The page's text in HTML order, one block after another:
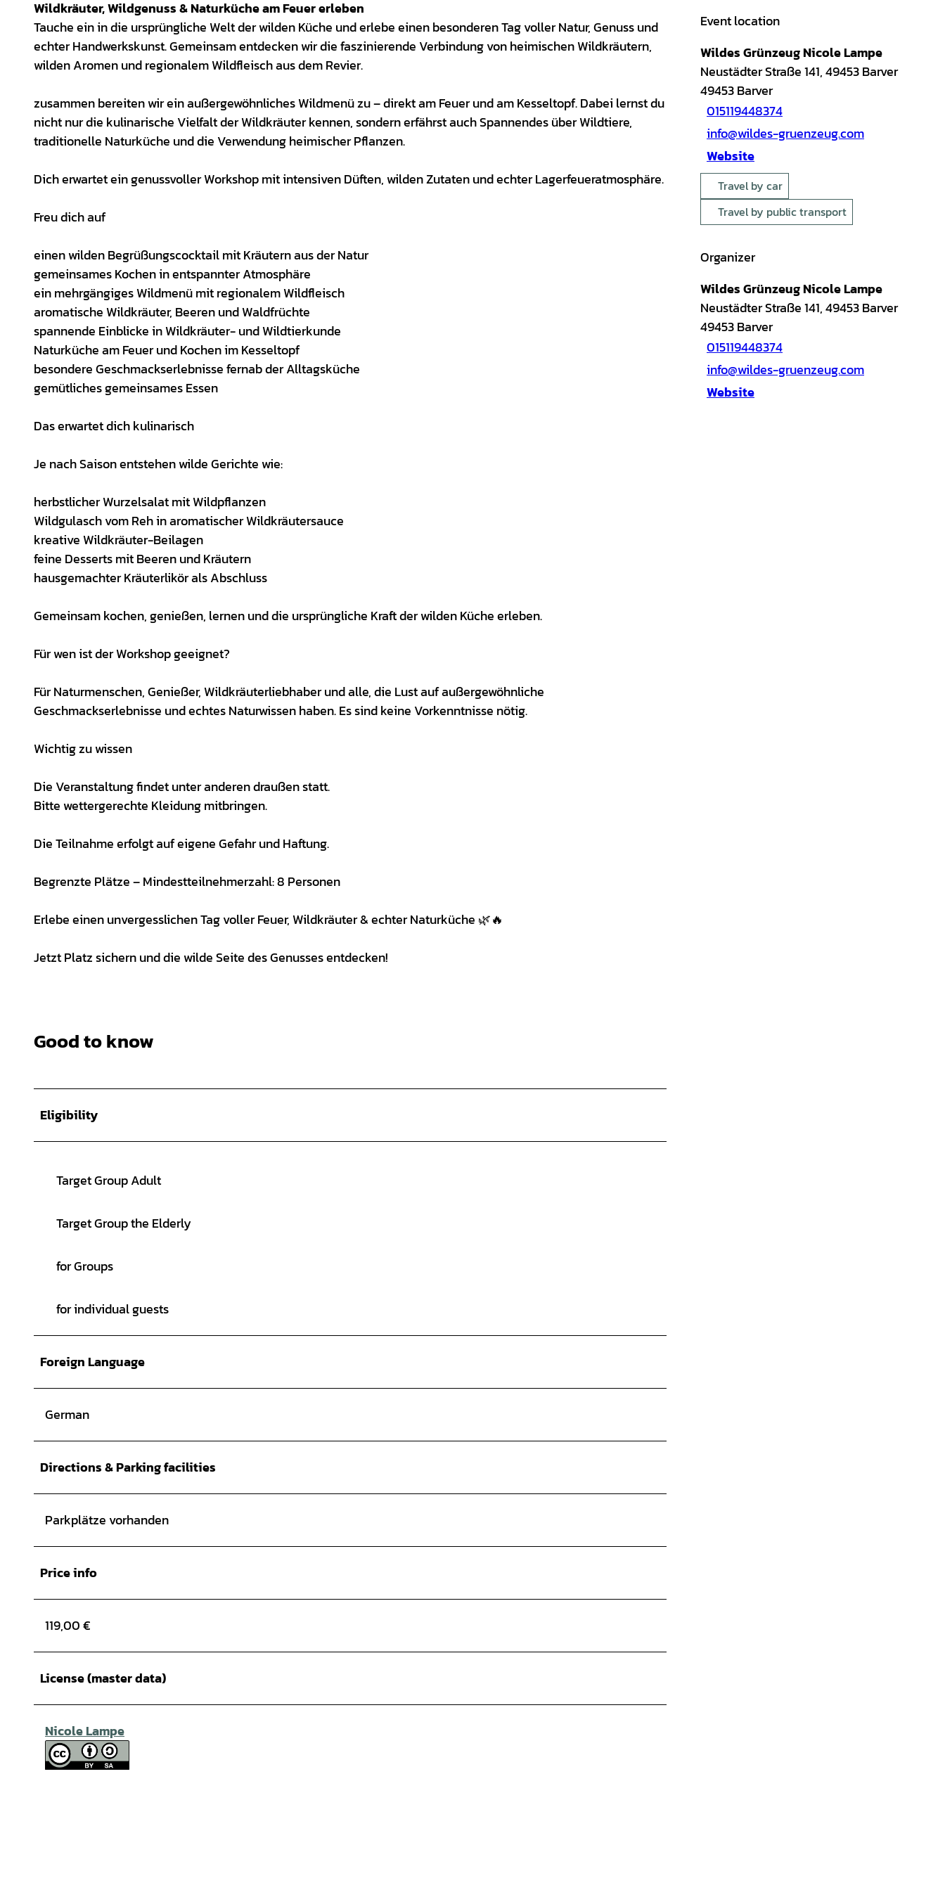
Wildkräuter, Wildgenuss & Naturküche am Feuer erleben
Tauche ein in die ursprüngliche Welt der wilden Küche und erlebe einen besonderen Tag voller Natur, Genuss und
echter Handwerkskunst. Gemeinsam entdecken wir die faszinierende Verbindung von heimischen Wildkräutern,
wilden Aromen und regionalem Wildfleisch aus dem Revier.
zusammen bereiten wir ein außergewöhnliches Wildmenü zu – direkt am Feuer und am Kesseltopf. Dabei lernst du
nicht nur die kulinarische Vielfalt der Wildkräuter kennen, sondern erfährst auch Spannendes über Wildtiere,
traditionelle Naturküche und die Verwendung heimischer Pflanzen.
Dich erwartet ein genussvoller Workshop mit intensiven Düften, wilden Zutaten und echter Lagerfeueratmosphäre.
Freu dich auf
einen wilden Begrüßungscocktail mit Kräutern aus der Natur
gemeinsames Kochen in entspannter Atmosphäre
ein mehrgängiges Wildmenü mit regionalem Wildfleisch
aromatische Wildkräuter, Beeren und Waldfrüchte
spannende Einblicke in Wildkräuter- und Wildtierkunde
Naturküche am Feuer und Kochen im Kesseltopf
besondere Geschmackserlebnisse fernab der Alltagsküche
gemütliches gemeinsames Essen
Das erwartet dich kulinarisch
Je nach Saison entstehen wilde Gerichte wie:
herbstlicher Wurzelsalat mit Wildpflanzen
Wildgulasch vom Reh in aromatischer Wildkräutersauce
kreative Wildkräuter-Beilagen
feine Desserts mit Beeren und Kräutern
hausgemachter Kräuterlikör als Abschluss
Gemeinsam kochen, genießen, lernen und die ursprüngliche Kraft der wilden Küche erleben.
Für wen ist der Workshop geeignet?
Für Naturmenschen, Genießer, Wildkräuterliebhaber und alle, die Lust auf außergewöhnliche
Geschmackserlebnisse und echtes Naturwissen haben. Es sind keine Vorkenntnisse nötig.
Wichtig zu wissen
Die Veranstaltung findet unter anderen draußen statt.
Bitte wettergerechte Kleidung mitbringen.
Die Teilnahme erfolgt auf eigene Gefahr und Haftung.
Begrenzte Plätze – Mindestteilnehmerzahl: 8 Personen
Erlebe einen unvergesslichen Tag voller Feuer, Wildkräuter & echter Naturküche 🌿🔥
Jetzt Platz sichern und die wilde Seite des Genusses entdecken!
Good to know
Eligibility
Target Group Adult
Target Group the Elderly
for Groups
for individual guests
Foreign Language
German
Directions & Parking facilities
Parkplätze vorhanden
Price info
119,00 €
License (master data)
Nicole Lampe
Event location
Wildes Grünzeug Nicole Lampe
Neustädter Straße 141, 49453 Barver
49453Barver
015119448374
info@wildes-gruenzeug.com
Website
Travel by car
Travel by public transport
Organizer
Wildes Grünzeug Nicole Lampe
Neustädter Straße 141, 49453 Barver
49453Barver
015119448374
info@wildes-gruenzeug.com
Website